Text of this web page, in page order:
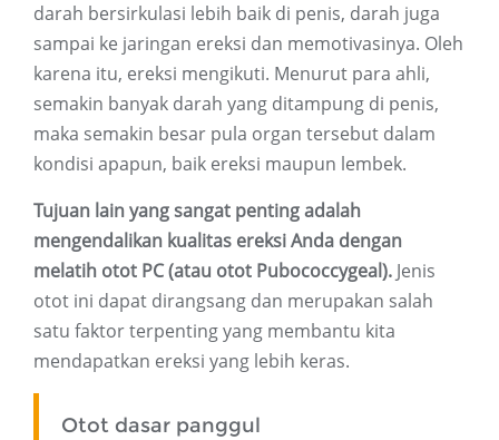
darah bersirkulasi lebih baik di penis, darah juga
sampai ke jaringan ereksi dan memotivasinya. Oleh
karena itu, ereksi mengikuti. Menurut para ahli,
semakin banyak darah yang ditampung di penis,
maka semakin besar pula organ tersebut dalam
kondisi apapun, baik ereksi maupun lembek.
Tujuan lain yang sangat penting adalah
mengendalikan kualitas ereksi Anda dengan
melatih otot PC (atau otot Pubococcygeal). Jenis
otot ini dapat dirangsang dan merupakan salah
satu faktor terpenting yang membantu kita
mendapatkan ereksi yang lebih keras.
Otot dasar panggul